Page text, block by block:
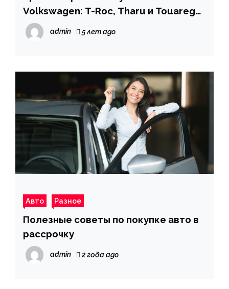
Volkswagen: T-Roc, Tharu и Touareg
Wolfsburg Edition
admin 5 лет ago
Авто Разное
Полезные советы по покупке авто в
рассрочку
admin 2 года ago